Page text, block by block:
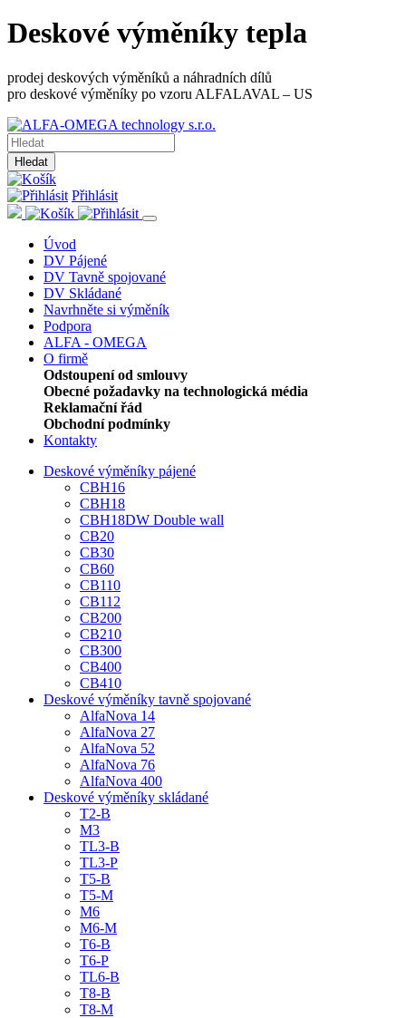
Deskové výměníky tepla
prodej deskových výměníků a náhradních dílů
pro deskové výměníky po vzoru ALFALAVAL – US
Hledat
Přihlásit
Úvod
DV Pájené
DV Tavně spojované
DV Skládané
Navrhněte si výměník
Podpora
ALFA - OMEGA
O firmě
Odstoupení od smlouvy
Obecné požadavky na technologická média
Reklamační řád
Obchodní podmínky
Kontakty
Deskové výměníky pájené
CBH16
CBH18
CBH18DW Double wall
CB20
CB30
CB60
CB110
CB112
CB200
CB210
CB300
CB400
CB410
Deskové výměníky tavně spojované
AlfaNova 14
AlfaNova 27
AlfaNova 52
AlfaNova 76
AlfaNova 400
Deskové výměníky skládané
T2-B
M3
TL3-B
TL3-P
T5-B
T5-M
M6
M6-M
T6-B
T6-P
TL6-B
T8-B
T8-M